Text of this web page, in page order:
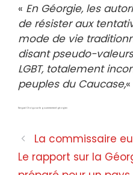
« En Géorgie, les
de résister aux
mode de vie
disant pseudo-
LGBT, totalement
peuples du Caucase,
Sergueï Choïgu sur le gouvernement géorgien
La commissaire
Le rapport sur la